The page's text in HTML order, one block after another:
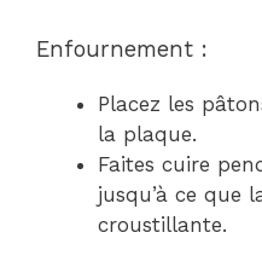
Enfournement :
Placez les
la plaque.
Faites cuire
jusqu’à ce que
croustillante.